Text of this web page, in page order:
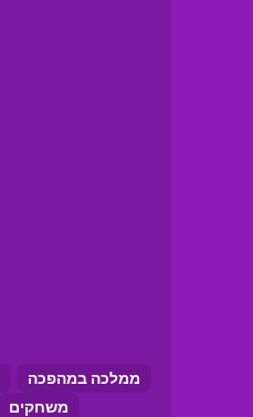
ממלכה במהפכה
משחקים